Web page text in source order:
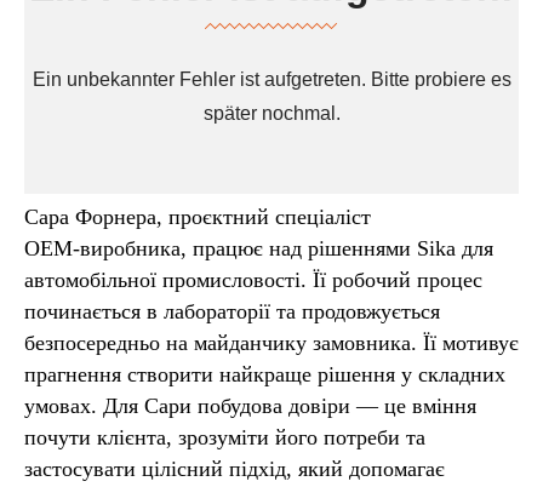
Сара Форнера, проєктний спеціаліст
OEM‑виробника, працює над рішеннями Sika для
автомобільної промисловості. Її робочий процес
починається в лабораторії та продовжується
безпосередньо на майданчику замовника. Її мотивує
прагнення створити найкраще рішення у складних
умовах. Для Сари побудова довіри — це вміння
почути клієнта, зрозуміти його потреби та
застосувати цілісний підхід, який допомагає